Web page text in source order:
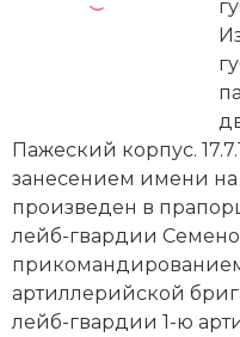
Генеалогия,
Государство и право
Империи
Историческая
История
История
Пажеский корпус.
занесением имени
произведен в
лейб-гвардии
артиллерийской
лейб-гвардии 1-ю